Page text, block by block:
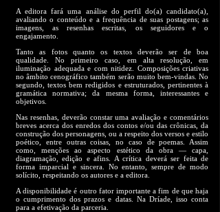
A editora fará uma análise do perfil do(a) candidato(a),
avaliando o conteúdo e a frequência de suas postagens; as
imagens, as resenhas escritas, os seguidores e o
engajamento.
Tanto as fotos quanto os textos deverão ser de boa
qualidade. No primeiro caso, em alta resolução, em
iluminação adequada e com nitidez. Composições criativas
no âmbito cenográfico também serão muito bem-vindas. No
segundo, textos bem redigidos e estruturados, pertinentes à
gramática normativa; da mesma forma, interessantes e
objetivos.
Nas resenhas, deverão constar uma avaliação e comentários
breves acerca dos enredos dos contos e/ou das crônicas, da
construção dos personagens, ou a respeito dos versos e estilo
poético, entre outras coisas, no caso de poemas. Assim
como, menções ao aspecto estético da obra — capa,
diagramação, edição e afins. A crítica deverá ser feita de
forma imparcial e sincera. No entanto, sempre de modo
solícito, respeitando os autores e a editora.
A disponibilidade é outro fator importante a fim de que haja
o cumprimento dos prazos e datas. Na Dríade, isso conta
para a efetivação da parceria.